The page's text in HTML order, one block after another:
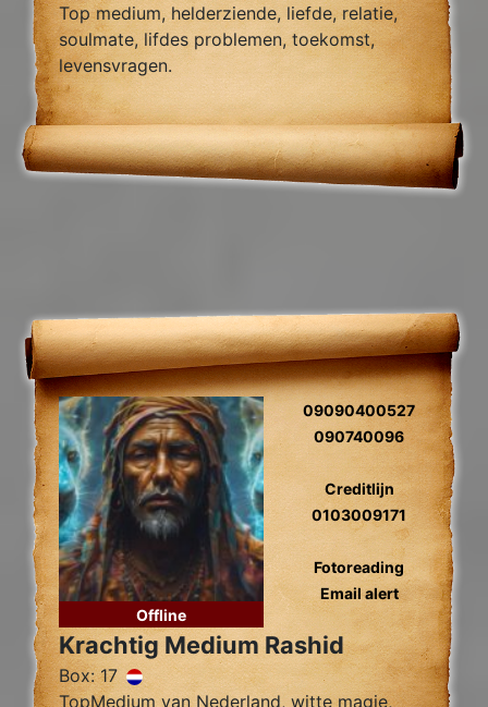
Top medium, helderziende, liefde, relatie,
soulmate, lifdes problemen, toekomst,
levensvragen.
Offline
09090400527
090740096
Creditlijn
0103009171
Fotoreading
Email alert
Krachtig Medium Rashid
Box: 17
TopMedium van Nederland, witte magie,